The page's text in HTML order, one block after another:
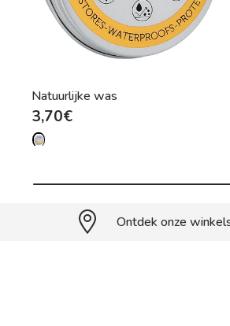
Natuurlijke was
3,70€
Ontdek onze